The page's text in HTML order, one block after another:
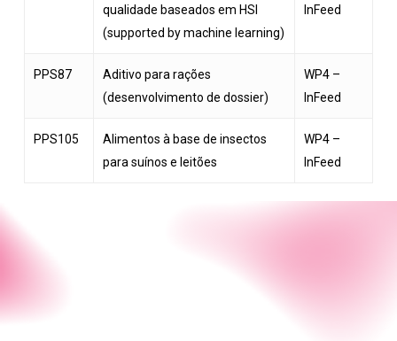
qualidade baseados em HSI
(supported by machine learning)
InFeed
PPS87
Aditivo para rações
(desenvolvimento de dossier)
WP4 –
InFeed
PPS105
Alimentos à base de insectos
para suínos e leitões
WP4 –
InFeed